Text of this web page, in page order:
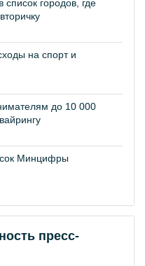
городов, где
на спорт и
до 10 000
Минцифры
пресс-